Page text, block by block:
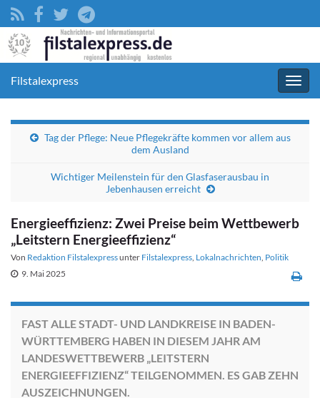
Filstalexpress
Tag der Pflege: Neue Pflegekräfte kommen vor allem aus
dem Ausland
Wichtiger Meilenstein für den Glasfaserausbau in
Jebenhausen erreicht
Energieeffizienz: Zwei Preise beim Wettbewerb
„Leitstern Energieeffizienz“
Von Redaktion Filstalexpressunter Filstalexpress, Lokalnachrichten, Politik
9. Mai 2025
FAST ALLE STADT- UND LANDKREISE IN BADEN-
WÜRTTEMBERG HABEN IN DIESEM JAHR AM
LANDESWETTBEWERB „LEITSTERN
ENERGIEEFFIZIENZ“ TEILGENOMMEN. ES GAB ZEHN
AUSZEICHNUNGEN.